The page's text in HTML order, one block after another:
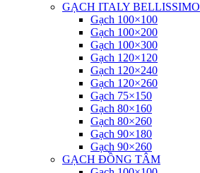
GẠCH ITALY BELLISSIMO
Gạch 100×100
Gạch 100×200
Gạch 100×300
Gạch 120×120
Gạch 120×240
Gạch 120×260
Gạch 75×150
Gạch 80×160
Gạch 80×260
Gạch 90×180
Gạch 90×260
GẠCH ĐỒNG TÂM